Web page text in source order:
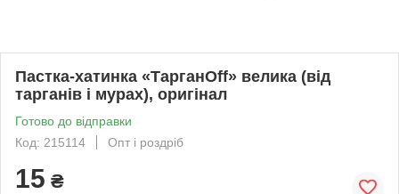
Пастка-хатинка «ТарганOff» велика (від
тарганів і мурах), оригінал
Готово до відправки
Код: 215114
Опт і роздріб
15 ₴